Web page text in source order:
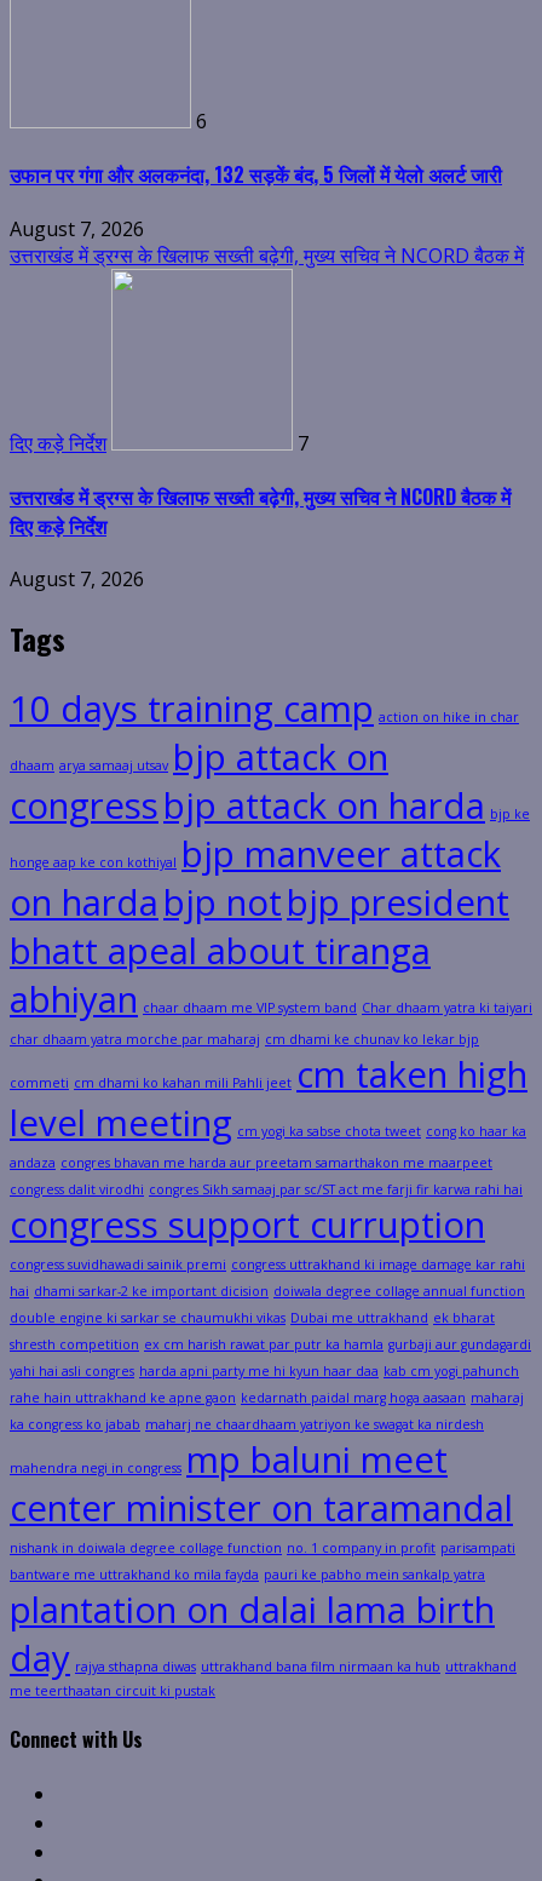
6
उफान पर गंगा और अलकनंदा, 132 सड़कें बंद, 5 जिलों में येलो अलर्ट जारी
August 7, 2026
उत्तराखंड में ड्रग्स के खिलाफ सख्ती बढ़ेगी, मुख्य सचिव ने NCORD बैठक में
दिए कड़े निर्देश 7
उत्तराखंड में ड्रग्स के खिलाफ सख्ती बढ़ेगी, मुख्य सचिव ने NCORD बैठक में
दिए कड़े निर्देश
August 7, 2026
Tags
10 days training camp action on hike in char
dhaam arya samaaj utsav bjp attack on
congressbjp attack on harda bjp ke
honge aap ke con kothiyal bjp manveer attack
on harda bjp notbjp president
bhatt apeal about tiranga
abhiyan chaar dhaam me VIP system band Char dhaam yatra ki taiyari
char dhaam yatra morche par maharaj cm dhami ke chunav ko lekar bjp
commeti cm dhami ko kahan mili Pahli jeet cm taken high
level meeting cm yogi ka sabse chota tweet cong ko haar ka
andaza congres bhavan me harda aur preetam samarthakon me maarpeet
congress dalit virodhi congres Sikh samaaj par sc/ST act me farji fir karwa rahi hai
congress support curruption
congress suvidhawadi sainik premi congress uttrakhand ki image damage kar rahi
hai dhami sarkar-2 ke important dicision doiwala degree collage annual function
double engine ki sarkar se chaumukhi vikas Dubai me uttrakhand ek bharat
shresth competition ex cm harish rawat par putr ka hamla gurbaji aur gundagardi
yahi hai asli congres harda apni party me hi kyun haar daa kab cm yogi pahunch
rahe hain uttrakhand ke apne gaon kedarnath paidal marg hoga aasaan maharaj
ka congress ko jabab maharj ne chaardhaam yatriyon ke swagat ka nirdesh
mahendra negi in congress mp baluni meet
center minister on taramandal
nishank in doiwala degree collage function no. 1 company in profit parisampati
bantware me uttrakhand ko mila fayda pauri ke pabho mein sankalp yatra
plantation on dalai lama birth
day rajya sthapna diwas uttrakhand bana film nirmaan ka hub uttrakhand
me teerthaatan circuit ki pustak
Connect with Us